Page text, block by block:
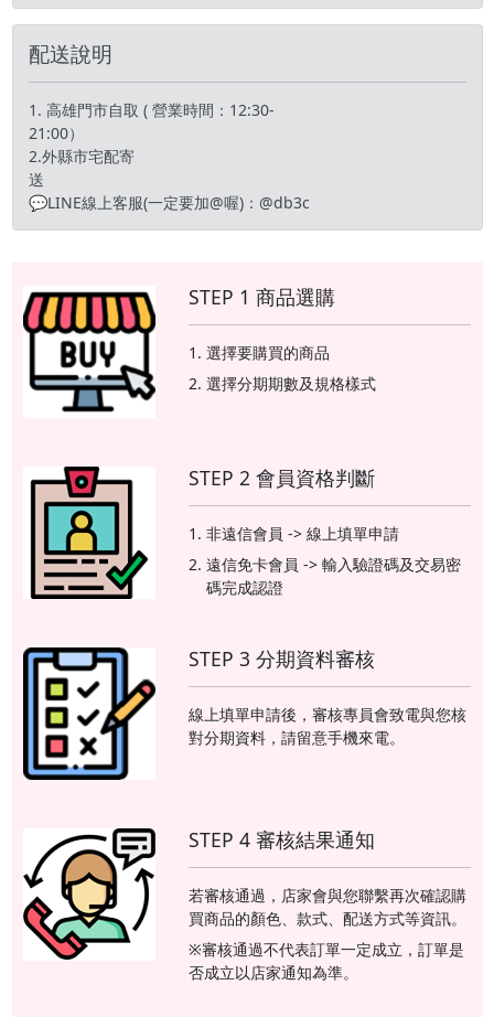
配送說明
1. 高雄門市自取 ( 營業時間：12:30-
21:00）
2.外縣市宅配寄
💬LINE線上客服(一定要加@喔)：@db3c
STEP 1 商品選購
選擇要購買的商品
選擇分期期數及規格樣式
STEP 2 會員資格判斷
非遠信會員 -> 線上填單申請
遠信免卡會員 -> 輸入驗證碼及交易密
碼完成認證
STEP 3 分期資料審核
線上填單申請後，審核專員會致電與您核
對分期資料，請留意手機來電。
STEP 4 審核結果通知
若審核通過，店家會與您聯繫再次確認購
買商品的顏色、款式、配送方式等資訊。
※審核通過不代表訂單一定成立，訂單是
否成立以店家通知為準。